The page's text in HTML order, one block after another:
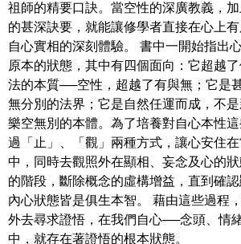
祖師的精要口訣。當空性的深廣教義，加
的甚深訣要，就能讓修學者直接在心上
自心實相的深刻體驗。 書中一開始指出
原本的狀態，其中有四個面向：它超越
法的本質──空性，超越了有與無；它是
無分別的法界；它是自然任運而成，不
樂空無別的本體。為了培養對自心本性
過「止」、「觀」兩種方式，讓心安住
中，同時去觀照外在顯相、妄念及心的狀
的階段，斷除概念的虛構增益，直到確
內心狀態皆是俱生本智。 藉由這些過程
外去尋求證悟，在我們自心──念頭、情
中，就存在著證悟的根本狀態。